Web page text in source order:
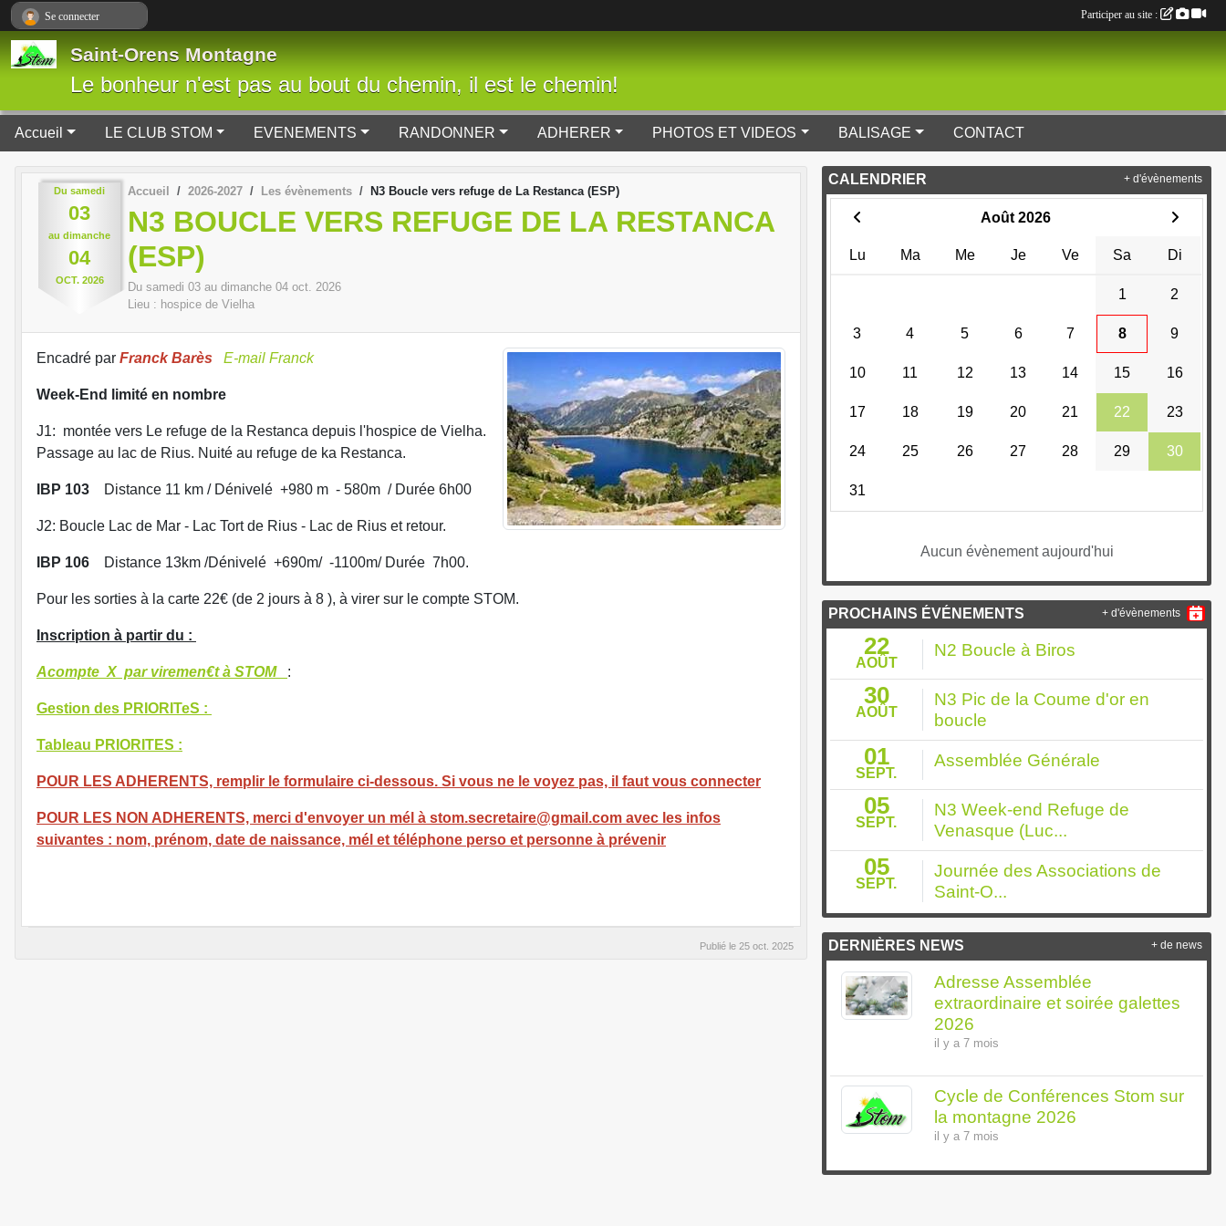
Saint-Orens Montagne
Le bonheur n'est pas au bout du chemin, il est le chemin!
Accueil LE CLUB STOM EVENEMENTS RANDONNER ADHERER PHOTOS ET VIDEOS BALISAGE CONTACT
Du samedi
03
au dimanche
04
OCT. 2026
Accueil 2026-2027 Les évènements N3 Boucle vers refuge de La Restanca (ESP)
N3 BOUCLE VERS REFUGE DE LA RESTANCA
(ESP)
Du samedi 03 au dimanche 04 oct. 2026
Lieu : hospice de Vielha
Encadré par Franck Barès E-mail Franck
Week-End limité en nombre
J1: montée vers Le refuge de la Restanca depuis l'hospice de Vielha.
Passage au lac de Rius. Nuité au refuge de ka Restanca.
IBP 103 Distance 11 km / Dénivelé +980 m - 580m / Durée 6h00
J2: Boucle Lac de Mar - Lac Tort de Rius - Lac de Rius et retour.
IBP 106 Distance 13km /Dénivelé +690m/ -1100m/ Durée 7h00.
Pour les sorties à la carte 22€ (de 2 jours à 8 ), à virer sur le compte STOM.
Inscription à partir du :
Acompte X par viremen€t à STOM :
Gestion des PRIORITeS :
Tableau PRIORITES :
POUR LES ADHERENTS, remplir le formulaire ci-dessous. Si vous ne le voyez pas, il faut vous connecter
POUR LES NON ADHERENTS, merci d'envoyer un mél à stom.secretaire@gmail.com avec les infos
suivantes : nom, prénom, date de naissance, mél et téléphone perso et personne à prévenir
Publié le 25 oct. 2025
CALENDRIER
Août 2026
Lu Ma Me Je Ve Sa Di
1 2
3 4 5 6 7 8 9
10 11 12 13 14 15 16
17 18 19 20 21 22 23
24 25 26 27 28 29 30
31
Aucun évènement aujourd'hui
+ d'évènements
PROCHAINS ÉVÉNEMENTS
22
AOÛT
N2 Boucle à Biros
30
AOÛT
N3 Pic de la Coume d'or en
boucle
01
SEPT.
Assemblée Générale
05
SEPT.
N3 Week-end Refuge de
Venasque (Luc...
05
SEPT.
Journée des Associations de
Saint-O...
+ d'évènements
DERNIÈRES NEWS
Adresse Assemblée
extraordinaire et soirée galettes
2026
il y a 7 mois
Cycle de Conférences Stom sur
la montagne 2026
il y a 7 mois
+ de news
Se connecter Participer au site :
Panneau de gestion des cookies